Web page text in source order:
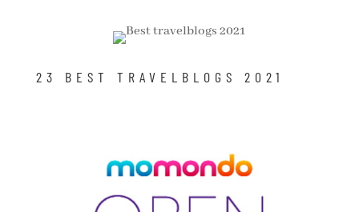
23 BEST TRAVELBLOGS 2021